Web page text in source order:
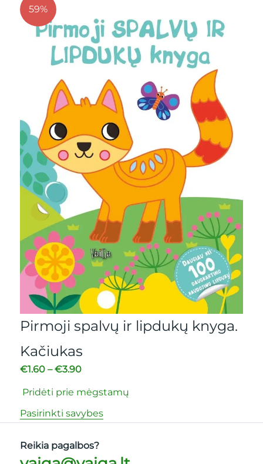
Pirmoji spalvų ir lipdukų knyga.
Kačiukas
€1.60 – €3.90
Pridėti prie mėgstamų
Pasirinkti savybes
59%
Reikia pagalbos?